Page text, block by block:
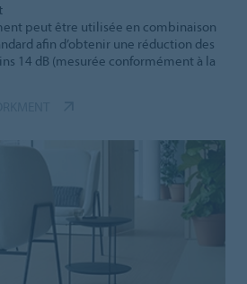
peut être utilisée en combinaison
afin d’obtenir une réduction des
14 dB (mesurée conformément à la